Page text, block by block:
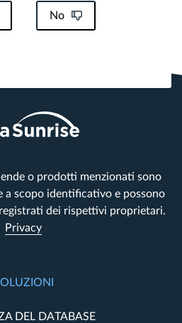
No
o prodotti menzionati sono
a scopo identificativo e possono
dei rispettivi proprietari.
Privacy
DEL DATABASE